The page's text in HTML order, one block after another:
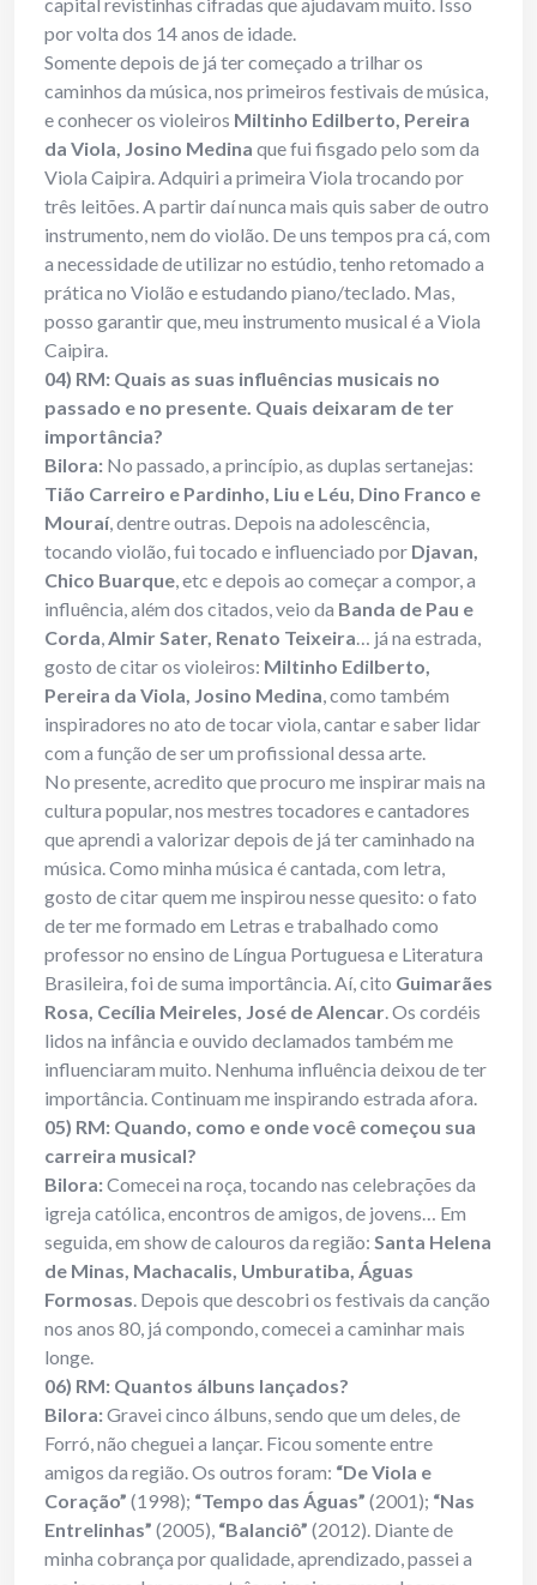
capital revistinhas cifradas que ajudavam muito. Isso
por volta dos 14 anos de idade.
Somente depois de já ter começado a trilhar os
caminhos da música, nos primeiros festivais de música,
e conhecer os violeiros Miltinho Edilberto, Pereira
da Viola, Josino Medina que fui fisgado pelo som da
Viola Caipira. Adquiri a primeira Viola trocando por
três leitões. A partir daí nunca mais quis saber de outro
instrumento, nem do violão. De uns tempos pra cá, com
a necessidade de utilizar no estúdio, tenho retomado a
prática no Violão e estudando piano/teclado. Mas,
posso garantir que, meu instrumento musical é a Viola
Caipira.
04) RM: Quais as suas influências musicais no
passado e no presente. Quais deixaram de ter
importância?
Bilora: No passado, a princípio, as duplas sertanejas:
Tião Carreiro e Pardinho, Liu e Léu, Dino Franco e
Mouraí, dentre outras. Depois na adolescência,
tocando violão, fui tocado e influenciado por Djavan,
Chico Buarque, etc e depois ao começar a compor, a
influência, além dos citados, veio da Banda de Pau e
Corda,Almir Sater, Renato Teixeira… já na estrada,
gosto de citar os violeiros: Miltinho Edilberto,
Pereira da Viola, Josino Medina, como também
inspiradores no ato de tocar viola, cantar e saber lidar
com a função de ser um profissional dessa arte.
No presente, acredito que procuro me inspirar mais na
cultura popular, nos mestres tocadores e cantadores
que aprendi a valorizar depois de já ter caminhado na
música. Como minha música é cantada, com letra,
gosto de citar quem me inspirou nesse quesito: o fato
de ter me formado em Letras e trabalhado como
professor no ensino de Língua Portuguesa e Literatura
Brasileira, foi de suma importância. Aí, cito Guimarães
Rosa, Cecília Meireles, José de Alencar. Os cordéis
lidos na infância e ouvido declamados também me
influenciaram muito. Nenhuma influência deixou de ter
importância. Continuam me inspirando estrada afora.
05) RM: Quando, como e onde você começou sua
carreira musical?
Bilora:Comecei na roça, tocando nas celebrações da
igreja católica, encontros de amigos, de jovens… Em
seguida, em show de calouros da região: Santa Helena
de Minas, Machacalis, Umburatiba, Águas
Formosas. Depois que descobri os festivais da canção
nos anos 80, já compondo, comecei a caminhar mais
longe.
06) RM: Quantos álbuns lançados?
Bilora:Gravei cinco álbuns, sendo que um deles, de
Forró, não cheguei a lançar. Ficou somente entre
amigos da região. Os outros foram: “De Viola e
Coração” (1998); “Tempo das Águas” (2001); “Nas
Entrelinhas” (2005), “Balanciô” (2012). Diante de
minha cobrança por qualidade, aprendizado, passei a